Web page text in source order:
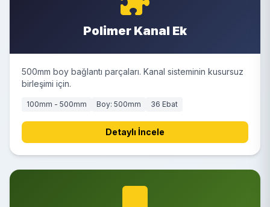
Polimer Kanal Ek
500mm boy bağlantı parçaları. Kanal sisteminin kusursuz
birleşimi için.
100mm - 500mm Boy: 500mm 36 Ebat
Detaylı İncele